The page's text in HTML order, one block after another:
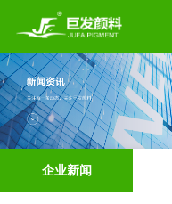
企业新闻